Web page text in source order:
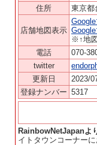
住所
東京都
店舗地図表示
※↑地
電話
070-
twitter
更新日
2023/
登録ナンバー 5317
RainbowNetJapanよ
イトタウンコーナー